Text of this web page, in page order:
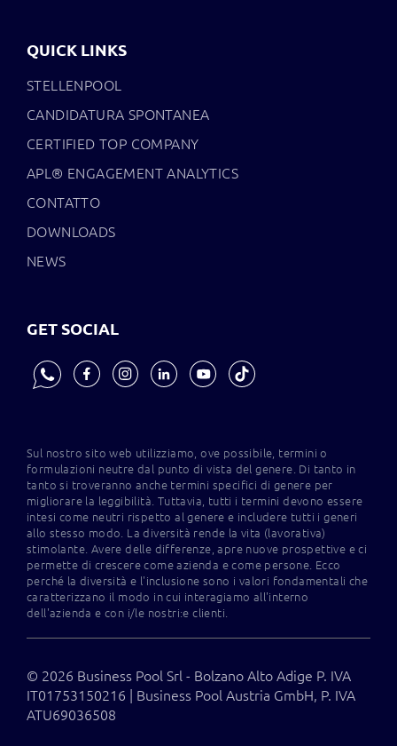
QUICK LINKS
STELLENPOOL
CANDIDATURA SPONTANEA
CERTIFIED TOP COMPANY
APL® ENGAGEMENT ANALYTICS
CONTATTO
DOWNLOADS
NEWS
GET SOCIAL
Sul nostro sito web utilizziamo, ove possibile, termini o
formulazioni neutre dal punto di vista del genere. Di tanto in
tanto si troveranno anche termini specifici di genere per
migliorare la leggibilità. Tuttavia, tutti i termini devono essere
intesi come neutri rispetto al genere e includere tutti i generi
allo stesso modo. La diversità rende la vita (lavorativa)
stimolante. Avere delle differenze, apre nuove prospettive e ci
permette di crescere come azienda e come persone. Ecco
perché la diversità e l'inclusione sono i valori fondamentali che
caratterizzano il modo in cui interagiamo all'interno
dell'azienda e con i/le nostri:e clienti.
© 2026 Business Pool Srl - Bolzano Alto Adige P. IVA
IT01753150216 | Business Pool Austria GmbH, P. IVA
ATU69036508